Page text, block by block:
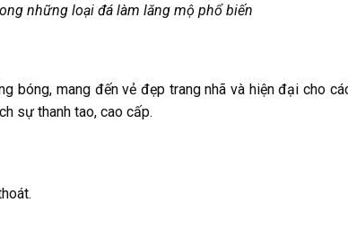
những loại đá làm lăng mộ phổ biến
bóng, mang đến vẻ đẹp trang nhã và hiện đại cho
sự thanh tao, cao cấp.